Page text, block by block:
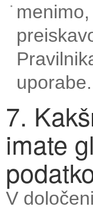
uporabe.
7.
imate
V